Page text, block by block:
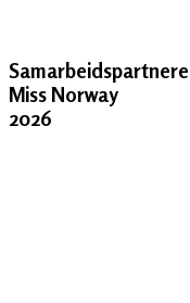
Samarbeidspartnere
Miss Norway
2026